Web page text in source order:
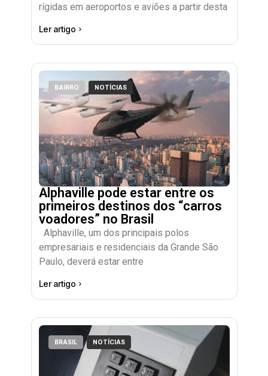
rígidas em aeroportos e aviões a partir desta
Ler artigo
BAIRRO NOTÍCIAS
Alphaville pode estar entre os
primeiros destinos dos “carros
voadores” no Brasil
Alphaville, um dos principais polos
empresariais e residenciais da Grande São
Paulo, deverá estar entre
Ler artigo
BRASIL NOTÍCIAS